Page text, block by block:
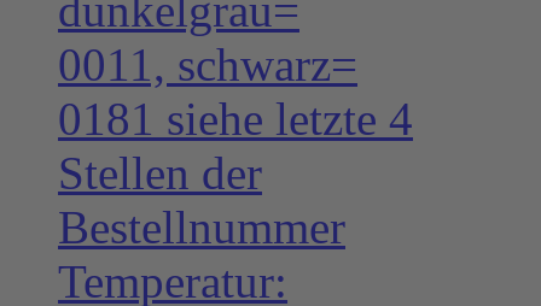
0011, schwarz=
0181 siehe letzte 4
Stellen der
Bestellnummer
Temperatur: